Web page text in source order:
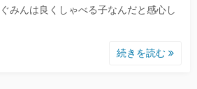
みんは良くしゃべる子なんだと感心し
続きを読む